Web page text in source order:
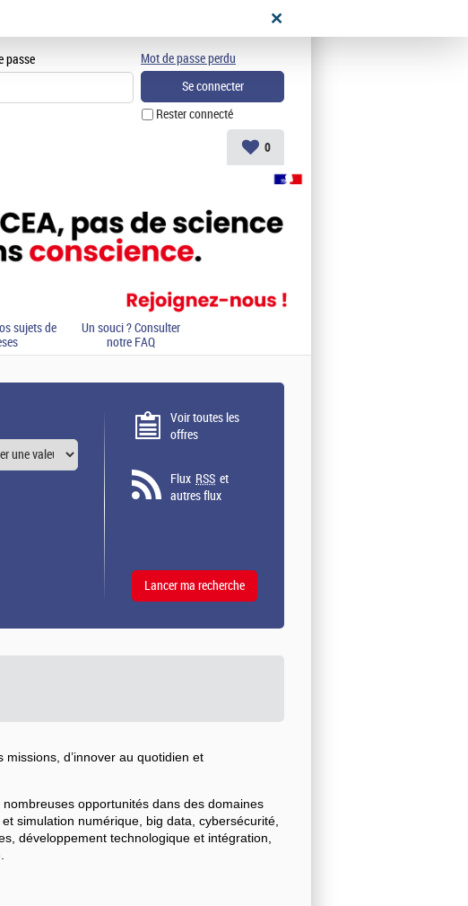
passe
Rester connecté
Mot de passe perdu
0
sujets de
Un souci ? Consulter
notre FAQ
Voir toutes les
offres
Flux RSS et
autres flux
d’innover au quotidien et
opportunités dans des domaines
simulation numérique, big data, cybersécurité,
développement technologique et intégration,